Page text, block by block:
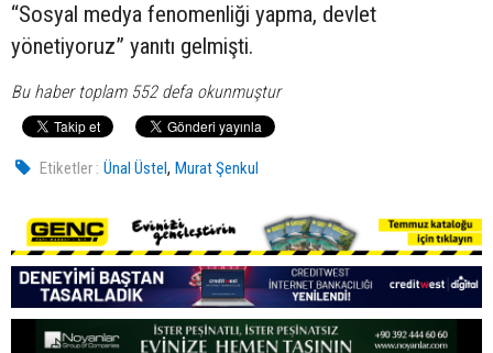
“Sosyal medya fenomenliği yapma, devlet
yönetiyoruz” yanıtı gelmişti.
Bu haber toplam 552 defa okunmuştur
Etiketler : Ünal Üstel,Murat Şenkul